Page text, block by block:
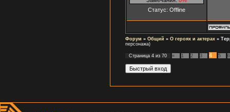
Статус: Offline
Форум » Общий » О героях и актерах »
персонажа)
Страница 4 из 70 « 1 2 3 4 5 6